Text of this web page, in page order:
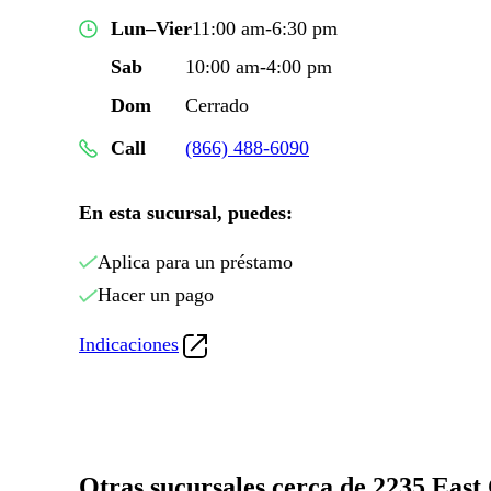
Lun–Vier11:00 am-6:30 pm
Sab
10:00 am-4:00 pm
Dom
Cerrado
Call
(866) 488-6090
En esta sucursal, puedes:
Aplica para un préstamo
Hacer un pago
Indicaciones